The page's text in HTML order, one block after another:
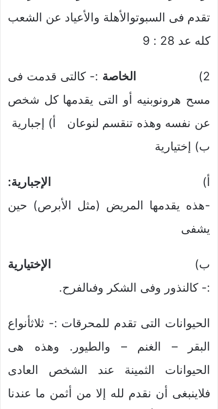
تقدم فى السبوتوالأهلة والأعياد عن الشعب
كله عد 28 : 9
2) الخاصة :- كالتى قدمت فى
مسح هرونوبنيه أو التى يقدمها كل شخص
عن نفسه وهذه تنقسم لنوعان أ) إجبارية
ب) إختيارية
أ‌)
الإجبارية:
-هذه يقدمها المريض (مثل الأبرص) حين
يشفى
ب‌)
الإختيارية
:- كالنذور وفى الشكر وفىالفرح.
الحيوانات التى تقدم للمحرقات :- ثلاثأنواع
البقر – الغنم – والطيور. وهذه هى
الحيوانات الثمينة عند الشخص العادى
فلاينبغى أن نقدم لله إلا من أثمن ما عندنا